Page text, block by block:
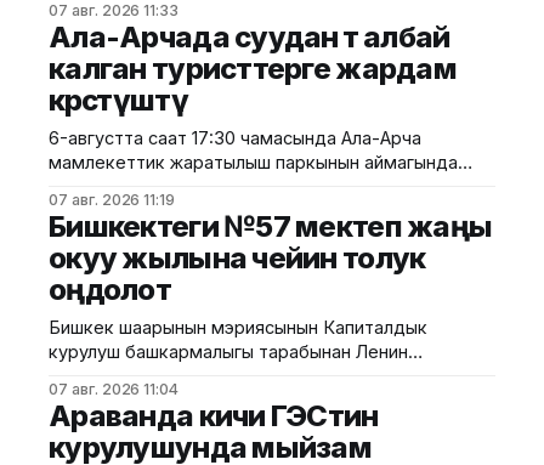
комплексиндеги фонтандарды оңдоо жана
аймагын көрктөндүрүү иштери уланууда. Мэриянын
маалыматына ылайык, аталган иштер Шанхай
кызматташтык уюмуна (ШКУ) мүчө
мамлекеттердин башчыларынын кеңешинин
жыйынына даярдык көрүүнүн алкагында
жүргүзүлүүдө. Долбоорго ылайык, фонтандар
комплекстүү оңдолуп, ички жана тышкы
инженердик
07 авг. 2026 11:33
Ала-Арчада суудан өтө албай
калган туристтерге жардам
көрсөтүштү
6-августта саат 17:30 чамасында Ала-Арча
мамлекеттик жаратылыш паркынын аймагында
калышкан. Өзгөчө кырдаалдар министрлигинен
билдиришкендей, окуя тууралуу маалымат түшөрү
менен парктагы "Эдельвейс" куткаруу кошуунунун
кызматкерлери ыкчам түрдө жерине барып,
туристтерди коопсуз аймакка чыгарышты. ӨКМ
жарандарды жана туристтерди тоолуу аймактарга
07 авг. 2026 11:19
Бишкектеги №57 мектеп жаңы
окуу жылына чейин толук
оңдолот
Бишкек шаарынын мэриясынын Капиталдык
курулуш башкармалыгы тарабынан Ленин
жалпы билим берүү мектебинин имаратында
капиталдык оңдоо иштери уланууда.
Муниципалитеттин маалыматына ылайык,
07 авг. 2026 11:04
Араванда кичи ГЭСтин
курулушунда мыйзам